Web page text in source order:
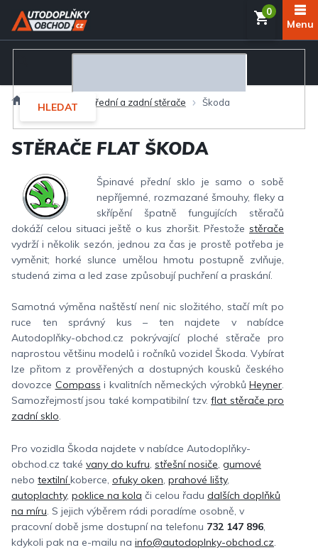
Přejít
obsah
HLEDAT
Exteriér Přední a zadní stěrače Škoda
STĚRAČE FLAT ŠKODA
Špinavé přední sklo je samo o sobě
nepříjemné, rozmazané šmouhy, fleky a
skřípění špatně fungujících stěračů
dokáží celou situaci ještě o kus zhoršit. Přestože stěrače
vydrží i několik sezón, jednou za čas je prostě potřeba je
vyměnit; horké slunce umělou hmotu postupně zvlňuje,
studená zima a led zase způsobují puchření a praskání.
Samotná výměna naštěstí není nic složitého, stačí mít po
ruce ten správný kus – ten najdete v nabídce
Autodoplňky-obchod.cz pokrývající ploché stěrače pro
naprostou většinu modelů i ročníků vozidel Škoda. Vybírat
lze přitom z prověřených a dostupných kousků českého
dovozce Compass i kvalitních německých výrobků Heyner.
Samozřejmostí jsou také kompatibilní tzv.flat stěrače pro
zadní sklo.
Pro vozidla Škoda najdete v nabídce Autodoplňky-
obchod.cz také vany do kufru, střešní nosiče, gumové
nebo textilníkoberce, ofuky oken, prahové lišty,
autoplachty, poklice na kola či celou řadu dalších doplňků
na míru. S jejich výběrem rádi poradíme osobně, v
pracovní době jsme dostupní na telefonu 732 147 896,
kdykoli pak na e-mailu na info@autodoplnky-obchod.cz.